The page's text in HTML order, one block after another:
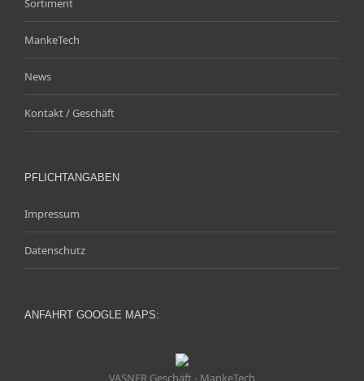
Sortiment
MankeTech
News
Kontakt / Geschäft
PFLICHTANGABEN
Impressum
Datenschutz
ANFAHRT GOOGLE MAPS:
VASNER Geschäft - MankeTech